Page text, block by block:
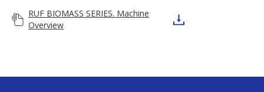
RUF BIOMASS SERIES. Machine
Overview